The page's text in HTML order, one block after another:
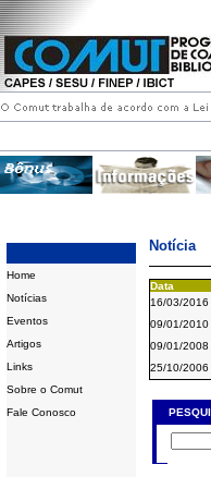
Home
Notícias
Eventos
Artigos
Links
Sobre o Comut
Fale Conosco
Notícia
Data
16/03/2016
09/01/2010
09/01/2008
25/10/2006